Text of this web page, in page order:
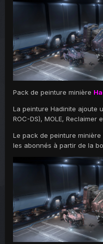
Pack de peinture minière
La peinture Hadinite ajoute
ROC-DS), MOLE, Reclaimer
Le pack de peinture
les abonnés à partir de la